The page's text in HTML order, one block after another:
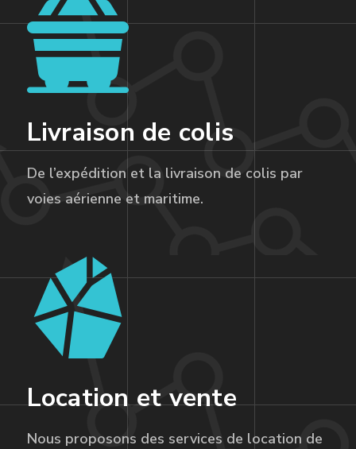
Livraison de colis
De l’expédition et la livraison de colis par
voies aérienne et maritime.
Location et vente
Nous proposons des services de location de